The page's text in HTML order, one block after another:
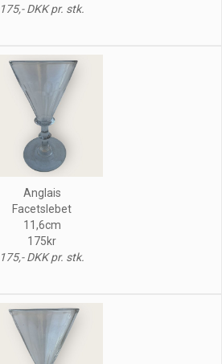
175,- DKK pr. stk.
Anglais
Facetslebet
11,6cm
175kr
175,- DKK pr. stk.